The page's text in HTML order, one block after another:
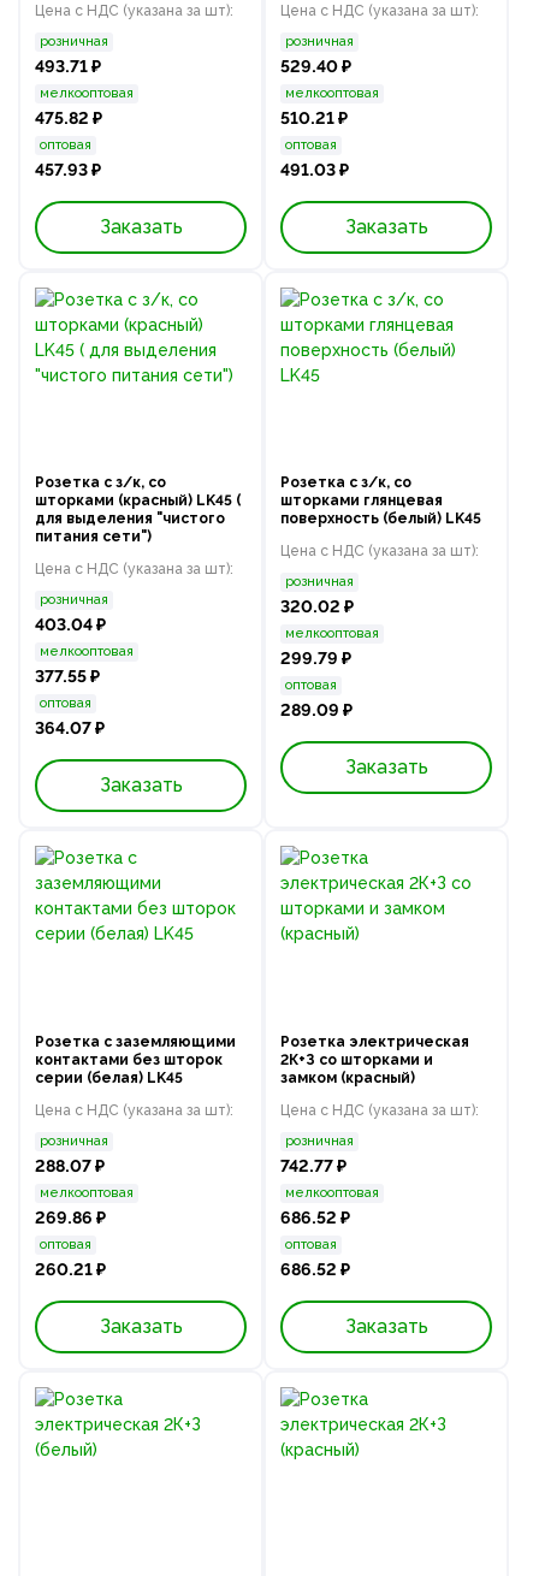
Цена с НДС (указана за шт):
розничная
493.71 ₽
мелкооптовая
475.82 ₽
оптовая
457.93 ₽
Заказать
Цена с НДС (указана за шт):
розничная
529.40 ₽
мелкооптовая
510.21 ₽
оптовая
491.03 ₽
Заказать
Розетка с з/к, со
шторками (красный) LK45 (
для выделения "чиcтого
питания сети")
Цена с НДС (указана за шт):
розничная
403.04 ₽
мелкооптовая
377.55 ₽
оптовая
364.07 ₽
Заказать
Розетка с з/к, со
шторками глянцевая
поверхность (белый) LK45
Цена с НДС (указана за шт):
розничная
320.02 ₽
мелкооптовая
299.79 ₽
оптовая
289.09 ₽
Заказать
Розетка с заземляющими
контактами без шторок
серии (белая) LK45
Цена с НДС (указана за шт):
розничная
288.07 ₽
мелкооптовая
269.86 ₽
оптовая
260.21 ₽
Заказать
Розетка электрическая
2К+З со шторками и
замком (красный)
Цена с НДС (указана за шт):
розничная
742.77 ₽
мелкооптовая
686.52 ₽
оптовая
686.52 ₽
Заказать